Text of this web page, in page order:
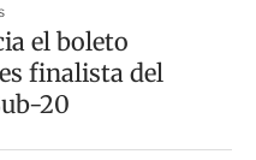
el boleto
finalista del
20